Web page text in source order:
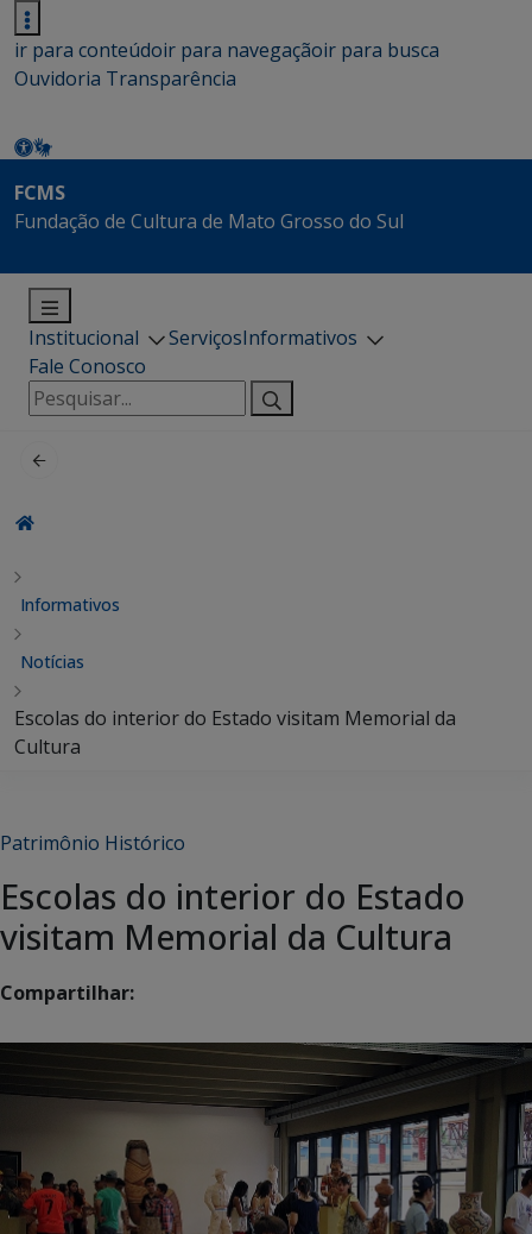
ir para conteúdoir para navegaçãoir para busca
Ouvidoria Transparência
FCMS
Fundação de Cultura de Mato Grosso do Sul
Institucional ServiçosInformativos
Fale Conosco
Pesquisar
por:
Informativos
Notícias
Escolas do interior do Estado visitam Memorial da
Cultura
Patrimônio Histórico
Escolas do interior do Estado
visitam Memorial da Cultura
Compartilhar: